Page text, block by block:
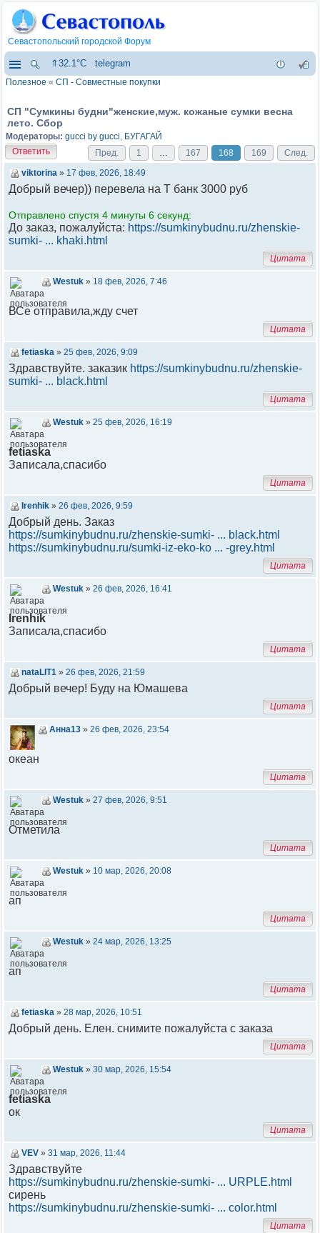
Севастопольский городской Форум
⇑32.1°C telegram
Полезное « СП - Совместные покупки
СП "Сумкины будни"женские,муж. кожаные сумки весна
лето. Сбор
Модераторы: gucci by gucci, БУГАГАЙ
Ответить
Пред. 1 … 167 168 169 След.
viktorina » 17 фев, 2026, 18:49
Добрый вечер)) перевела на Т банк 3000 руб
Отправлено спустя 4 минуты 6 секунд:
До заказ, пожалуйста: https://sumkinybudnu.ru/zhenskie-
sumki- ... khaki.html
Цитата
Westuk » 18 фев, 2026, 7:46
ВСе отправила,жду счет
Цитата
fetiaska » 25 фев, 2026, 9:09
Здравствуйте. заказик https://sumkinybudnu.ru/zhenskie-
sumki- ... black.html
Цитата
Westuk » 25 фев, 2026, 16:19
fetiaska
Записала,спасибо
Цитата
Irenhik » 26 фев, 2026, 9:59
Добрый день. Заказ
https://sumkinybudnu.ru/zhenskie-sumki- ... black.html
https://sumkinybudnu.ru/sumki-iz-eko-ko ... -grey.html
Цитата
Westuk » 26 фев, 2026, 16:41
Irenhik
Записала,спасибо
Цитата
nataLIT1 » 26 фев, 2026, 21:59
Добрый вечер! Буду на Юмашева
Цитата
Анна13 » 26 фев, 2026, 23:54
океан
Цитата
Westuk » 27 фев, 2026, 9:51
Отметила
Цитата
Westuk » 10 мар, 2026, 20:08
ап
Цитата
Westuk » 24 мар, 2026, 13:25
ап
Цитата
fetiaska » 28 мар, 2026, 10:51
Добрый день. Елен. снимите пожалуйста с заказа
Цитата
Westuk » 30 мар, 2026, 15:54
fetiaska
ок
Цитата
VEV » 31 мар, 2026, 11:44
Здравствуйте
https://sumkinybudnu.ru/zhenskie-sumki- ... URPLE.html
сирень
https://sumkinybudnu.ru/zhenskie-sumki- ... color.html
Цитата